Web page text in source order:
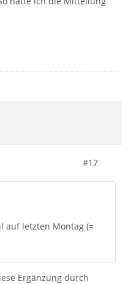
#17
auf letzten Montag (=
Ergänzung durch